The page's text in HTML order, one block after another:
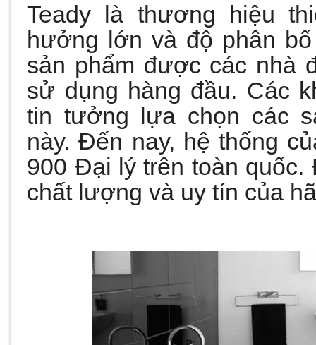
Teady là thương hiệu
hưởng lớn và độ phân
sản phẩm được các nhà
sử dụng hàng đầu. Các
tin tưởng lựa chọn các
này. Đến nay, hệ thống
900 Đại lý trên toàn
chất lượng và uy tín của